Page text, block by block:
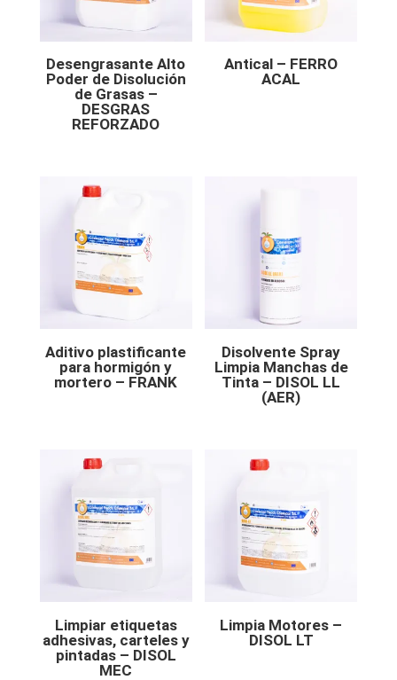
Desengrasante Alto
Poder de Disolución
de Grasas –
DESGRAS
REFORZADO
Antical – FERRO
ACAL
Aditivo plastificante
para hormigón y
mortero – FRANK
Disolvente Spray
Limpia Manchas de
Tinta – DISOL LL
(AER)
Limpiar etiquetas
adhesivas, carteles y
pintadas – DISOL
MEC
Limpia Motores –
DISOL LT